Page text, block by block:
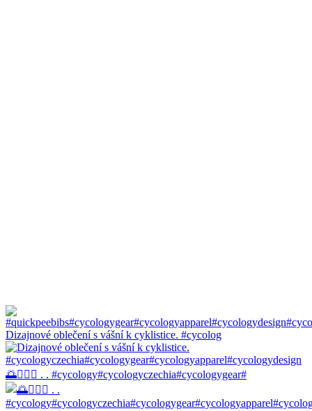
Dizajnové oblečení s vášní k cyklistice. #cycolog
🌅🚴🏼‍♀️ . . #cycology#cycologyczechia#cycologygear#